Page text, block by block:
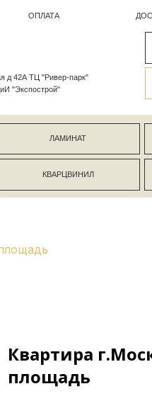
СТЕНОВЫЕ
Квартира
площадь